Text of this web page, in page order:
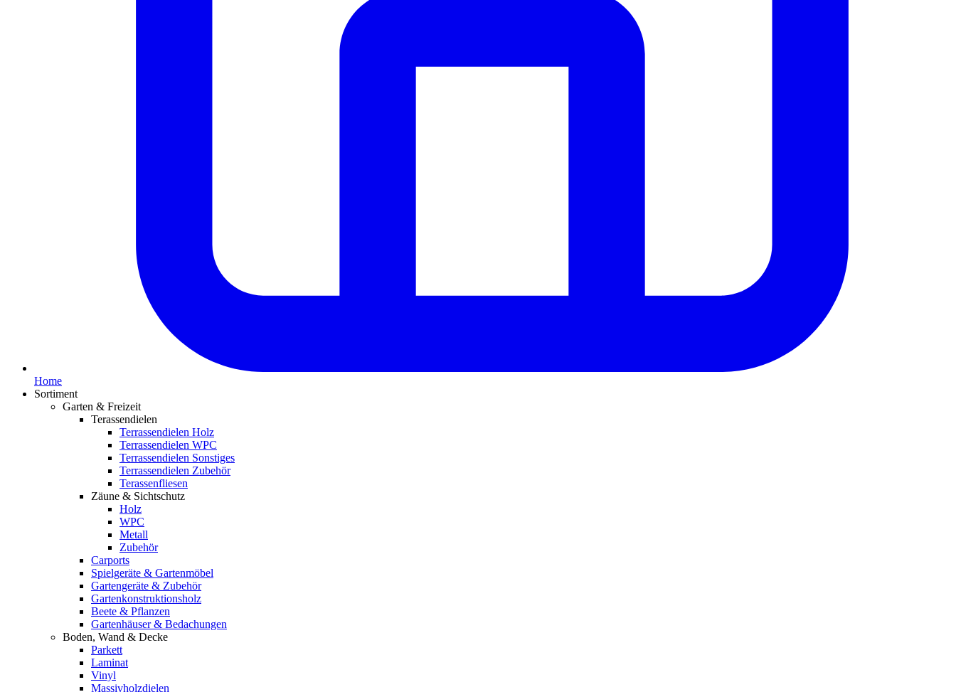
Home
Sortiment
Garten & Freizeit
Terassendielen
Terrassendielen Holz
Terrassendielen WPC
Terrassendielen Sonstiges
Terrassendielen Zubehör
Terassenfliesen
Zäune & Sichtschutz
Holz
WPC
Metall
Zubehör
Carports
Spielgeräte & Gartenmöbel
Gartengeräte & Zubehör
Gartenkonstruktionsholz
Beete & Pflanzen
Gartenhäuser & Bedachungen
Boden, Wand & Decke
Parkett
Laminat
Vinyl
Massivholzdielen